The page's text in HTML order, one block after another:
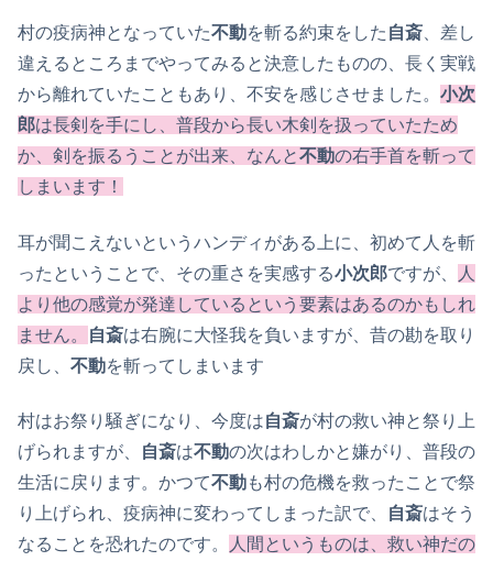
村の疫病神となっていた不動を斬る約束をした 自斎 、差し
違えるところまでやってみると決意したものの、長く実戦
から離れていたこともあり、不安を感じさせました。 小次
郎は長剣を手にし、普段から長い木剣を扱っていたため
か、剣を振るうことが出来、なんと不動の右手首を斬って
しまいます！
耳が聞こえないというハンディがある上に、初めて人を斬
ったということで、その重さを実感する小次郎ですが、
人
より他の感覚が発達しているという要素はあるのかもしれ
ません。
自斎は右腕に大怪我を負いますが、昔の勘を取り
戻し、 不動を斬ってしまいます
村はお祭り騒ぎになり、今度は自斎が村の救い神と祭り上
げられますが、
自斎は不動の次はわしかと嫌がり、普段の
生活に戻ります。かつて不動も村の危機を救ったことで祭
り上げられ、疫病神に変わってしまった訳で、
自斎はそう
なることを恐れたのです。
人間というものは、救い神だの